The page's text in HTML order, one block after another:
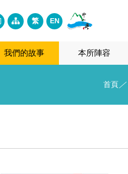
繁 EN
我們的故事 本所陣容
首頁 ／